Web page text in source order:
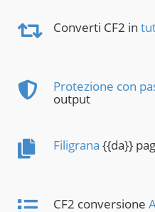
Converti CF2 in
Protezione con
output
Filigrana {{da}}
CF2 conversione